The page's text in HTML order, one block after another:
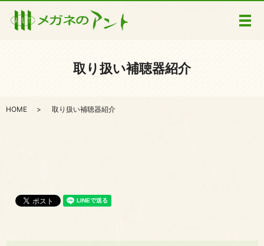
メ
取り扱い補聴器紹介
HOME 取り扱い補聴器紹介